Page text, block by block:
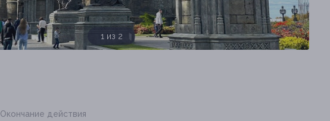
1 из 2
Окончание действия